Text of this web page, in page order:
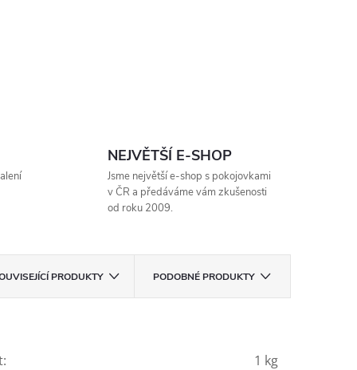
NEJVĚTŠÍ E-SHOP
Jsme největší e-shop s pokojovkami
v ČR a předáváme vám zkušenosti
od roku 2009.
PRODUKTY PODOBNÉ PRODUKTY
: 1 kg